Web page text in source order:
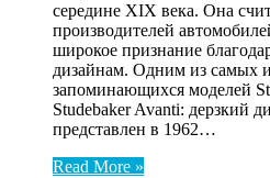
середине XIX века. Она
производителей
широкое признание
дизайнам. Одним из самых
запоминающихся моделей
Studebaker Avanti: дерзкий
представлен в 1962…
Read More »